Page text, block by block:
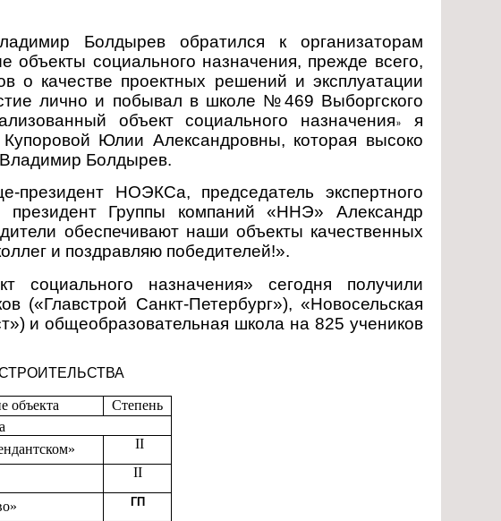
Болдырев обратился к организаторам
объекты социального назначения, прежде всего,
о качестве проектных решений и эксплуатации
лично и побывал в школе №469 Выборгского
объект социального назначения»
я
Юлии Александровны, которая высоко
Владимир Болдырев.
президент НОЭКСа, председатель экспертного
президент Группы компаний «ННЭ» Александр
обеспечивают наши объекты качественных
и поздравляю победителей!».
социального назначения» сегодня получили
Санкт-Петербург»), «Новосельская
и общеобразовательная школа на 825 учеников
объекта
Степень
II
II
ГП